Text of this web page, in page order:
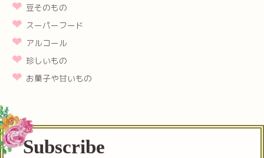
豆そのもの
スーパーフード
アルコール
珍しいもの
お菓子や甘いもの
Subscribe